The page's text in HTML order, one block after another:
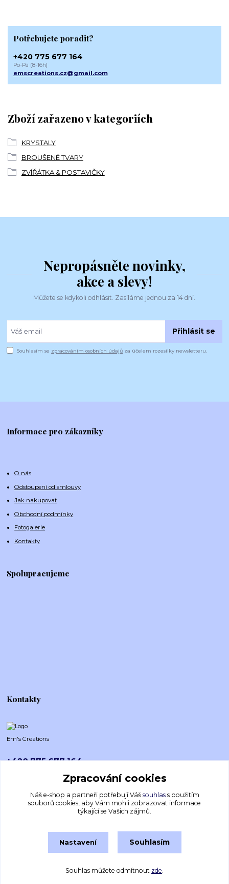
Zboží zařazeno v kategoriích
KRYSTALY
BROUŠENÉ TVARY
ZVÍŘÁTKA & POSTAVIČKY
Potřebujete poradit?
+420 775 677 164
Po-Pá (8-16h)
emscreations.cz@gmail.com
Nepropásněte novinky,
akce a slevy!
Můžete se kdykoli odhlásit. Zasíláme jednou za 14 dní.
Přihlásit se
Souhlasím se zpracováním osobních údajů za účelem rozesílky newsletteru.
Informace pro zákazníky
O nás
Odstoupení od smlouvy
Jak nakupovat
Obchodní podmínky
Fotogalerie
Kontakty
Spolupracujeme
Kontakty
Em's Creations
+420 775 677 164
emscreations.cz@gmail.com
Vytvořeno na Eshop-rychle.cz
Zpracování cookies
Náš e-shop a partneři potřebují Váš souhlass použitím
souborů cookies, aby Vám mohli zobrazovat informace
týkající se Vašich zájmů.
Nastavení Souhlasím
Souhlas můžete odmítnout zde